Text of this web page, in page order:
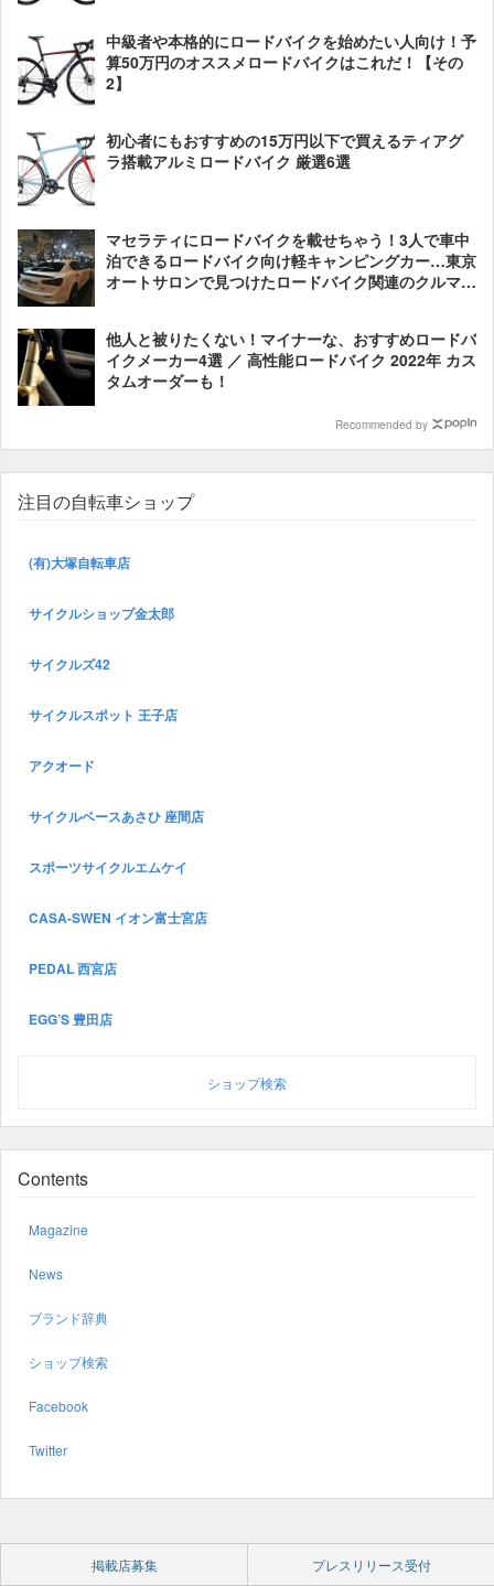
中級者や本格的にロードバイクを始めたい人向け！予
算50万円のオススメロードバイクはこれだ！【その
2】
初心者にもおすすめの15万円以下で買えるティアグ
ラ搭載アルミロードバイク 厳選6選
マセラティにロードバイクを載せちゃう！3人で車中
泊できるロードバイク向け軽キャンピングカー…東京
オートサロンで見つけたロードバイク関連のクルマた
他人と被りたくない！マイナーな、おすすめロードバ
イクメーカー4選 ／ 高性能ロードバイク 2022年 カス
タムオーダーも！
Recommended by
注目の自転車ショップ
(有)大塚自転車店
サイクルショップ金太郎
サイクルズ42
サイクルスポット 王子店
アクオード
サイクルベースあさひ 座間店
スポーツサイクルエムケイ
CASA-SWEN イオン富士宮店
PEDAL 西宮店
EGG’S 豊田店
ショップ検索
Contents
Magazine
News
ブランド辞典
ショップ検索
Facebook
Twitter
掲載店募集 プレスリリース受付